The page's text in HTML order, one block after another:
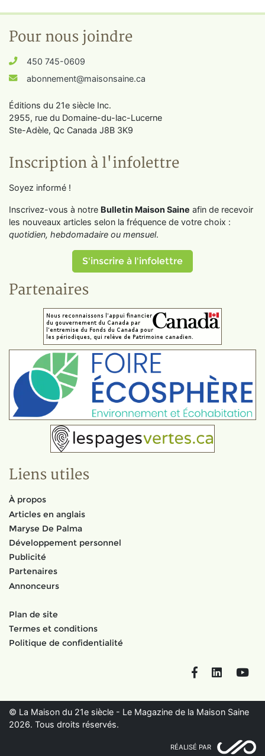
Pour nous joindre
450 745-0609
abonnement@maisonsaine.ca
Éditions du 21e siècle Inc.
2955, rue du Domaine-du-lac-Lucerne
Ste-Adèle, Qc Canada J8B 3K9
Inscription à l'infolettre
Soyez informé !
Inscrivez-vous à notre Bulletin Maison Saine afin de recevoir
les nouveaux articles selon la fréquence de votre choix :
quotidien, hebdomadaire ou mensuel.
S'inscrire à l'infolettre
Partenaires
Liens utiles
À propos
Articles en anglais
Maryse De Palma
Développement personnel
Publicité
Partenaires
Annonceurs
Plan de site
Termes et conditions
Politique de confidentialité
FacebookLinkedIn
© La Maison du 21e siècle - Le Magazine de la Maison Saine
2026. Tous droits réservés.
RÉALISÉ PAR